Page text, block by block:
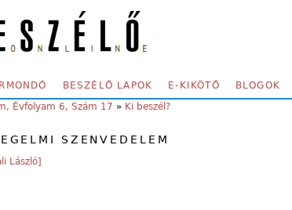
MENU
BESZÉLŐ LAPOK E-KIKÖTŐ BLOGOK
HERE:
Évfolyam 6, Szám 17 » Ki beszél?
SZENVEDELEM
László]